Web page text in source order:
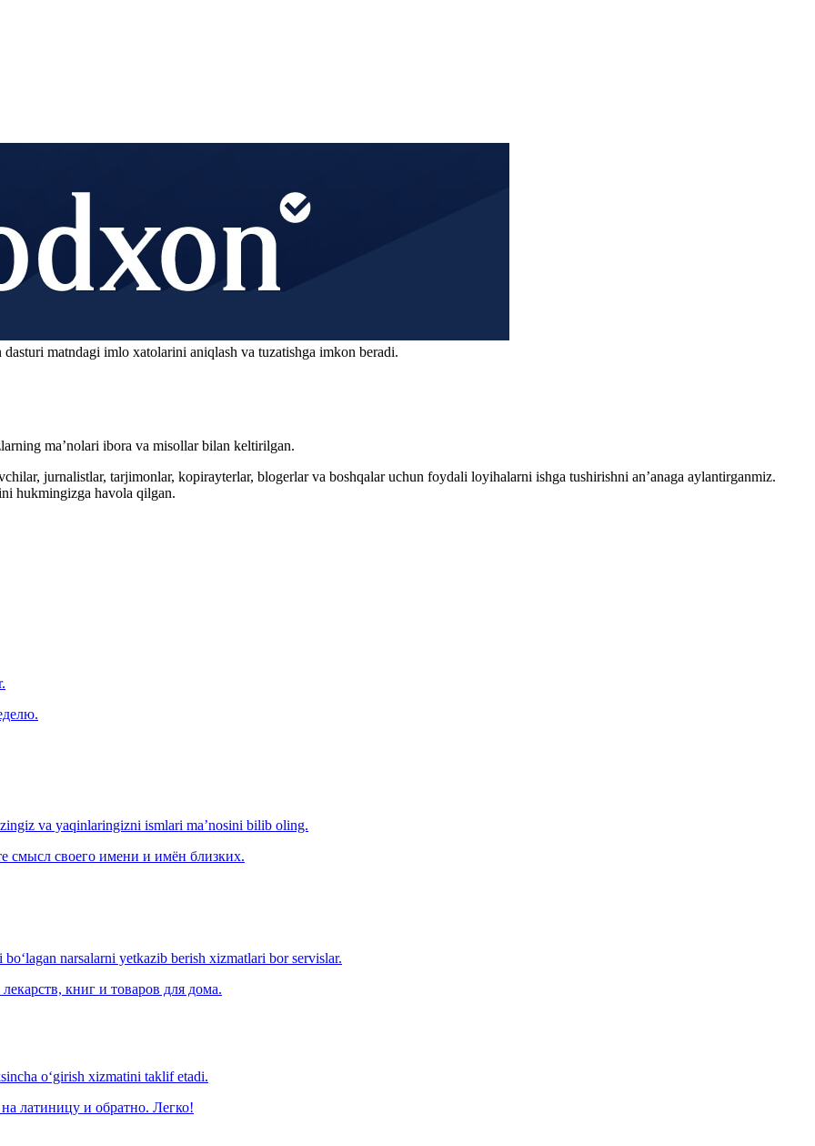
matndagi imlo xatolarini aniqlash va tuzatishga imkon beradi.
ma’nolari ibora va misollar bilan keltirilgan.
jurnalistlar, tarjimonlar, kopirayterlar, blogerlar va boshqalar uchun foydali loyihalarni ishga tushirishni an’anaga aylantirganmiz.
hukmingizga havola qilgan.
va yaqinlaringizni ismlari ma’nosini bilib oling.
смысл своего имени и имён близких.
narsalarni yetkazib berish xizmatlari bor servislar.
книг и товаров для дома.
o‘girish xizmatini taklif etadi.
латиницу и обратно. Легко!